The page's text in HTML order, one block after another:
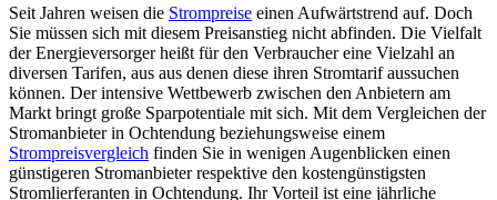
Seit Jahren weisen die Strompreise einen Aufwärtstrend auf. Doch
Sie müssen sich mit diesem Preisanstieg nicht abfinden. Die Vielfalt
der Energieversorger heißt für den Verbraucher eine Vielzahl an
diversen Tarifen, aus aus denen diese ihren Stromtarif aussuchen
können. Der intensive Wettbewerb zwischen den Anbietern am
Markt bringt große Sparpotentiale mit sich. Mit dem Vergleichen der
Stromanbieter in Ochtendung beziehungsweise einem
Strompreisvergleich finden Sie in wenigen Augenblicken einen
günstigeren Stromanbieter respektive den kostengünstigsten
Stromlierferanten in Ochtendung. Ihr Vorteil ist eine jährliche